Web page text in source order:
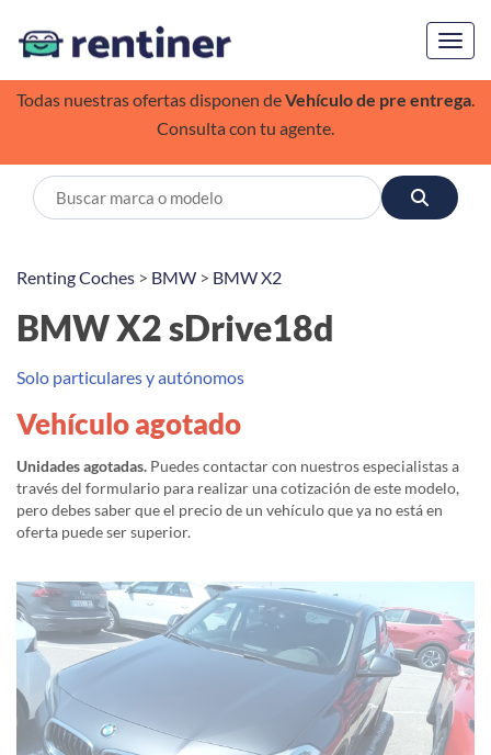
Todas nuestras ofertas disponen deVehículo de pre entrega.
Consulta con tu agente.
Renting Coches > BMW > BMW X2
BMW X2 sDrive18d
Solo particulares y autónomos
Vehículo agotado
Unidades agotadas. Puedes contactar con nuestros especialistas a
través del formulario para realizar una cotización de este modelo,
pero debes saber que el precio de un vehículo que ya no está en
oferta puede ser superior.